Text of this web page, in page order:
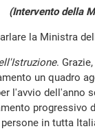
(Intervento della
la Ministra
.
un quadro
l'avvio dell'anno
progressivo
in tutta